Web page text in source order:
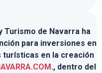
Turismo de Navarra ha
para inversiones en
turísticas en la creación
., dentro del